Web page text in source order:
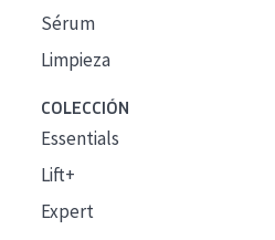
Sérum
Limpieza
COLECCIÓN
Essentials
Lift+
Expert